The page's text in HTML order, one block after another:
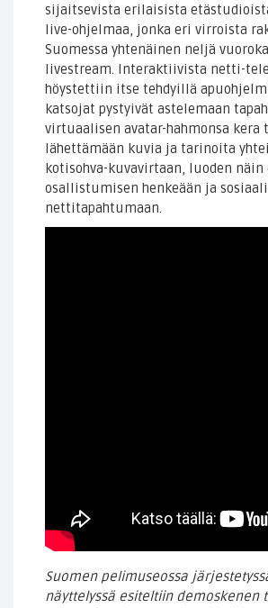
sijaitsevista erilaisista
live-ohjelmaa, jonka eri virroista
Suomessa yhtenäinen neljä
livestream. Interaktiivista netti-
höystettiin itse tehdyillä
katsojat pystyivät astelemaan
virtuaalisen avatar-hahmonsa kera
lähettämään kuvia ja tarinoita
kotisohva-kuvavirtaan, luoden näin
osallistumisen henkeään ja
nettitapahtumaan.
Suomen pelimuseossa
näyttelyssä esiteltiin demoskenen